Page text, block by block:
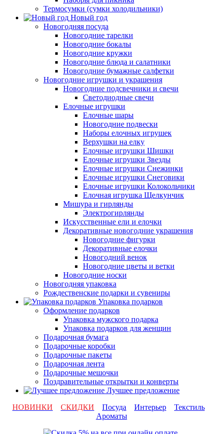
Термосумки (сумки холодильники)
Новый год
Новогодняя посуда
Новогодние тарелки
Новогодние бокалы
Новогодние кружки
Новогодние блюда и салатники
Новогодние бумажные салфетки
Новогодние игрушки и украшения
Новогодние подсвечники и свечи
Светодиодные свечи
Елочные игрушки
Елочные шары
Новогодние подвески
Наборы елочных игрушек
Верхушки на елку
Елочные игрушки Шишки
Елочные игрушки Звезды
Елочные игрушки Снежинки
Елочные игрушки Снеговики
Елочные игрушки Колокольчики
Елочная игрушка Щелкунчик
Мишура и гирлянды
Электрогирлянды
Искусственные ели и елочки
Декоративные новогодние украшения
Новогодние фигурки
Декоративные елочки
Новогодний венок
Новогодние цветы и ветки
Новогодние носки
Новогодняя упаковка
Рождественские подарки и сувениры
Упаковка подарков
Оформление подарков
Упаковка мужского подарка
Упаковка подарков для женщин
Подарочная бумага
Подарочные коробки
Подарочные пакеты
Подарочная лента
Подарочные мешочки
Поздравительные открытки и конверты
Лучшее предложение
НОВИНКИ
СКИДКИ Посуда Интерьер
Текстиль
Ароматы